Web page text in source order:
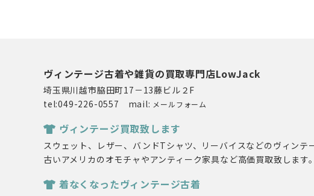
ヴィンテージ古着や雑貨の買取専門店LowJack
埼玉県川越市脇田町17－13藤ビル２F
tel:049-226-0557 mail: メールフォーム
ヴィンテージ買取致します
スウェット、レザー、バンドTシャツ、リーバイスなどのヴィンテ
古いアメリカのオモチャやアンティーク家具など高価買取致します。
着なくなったヴィンテージ古着